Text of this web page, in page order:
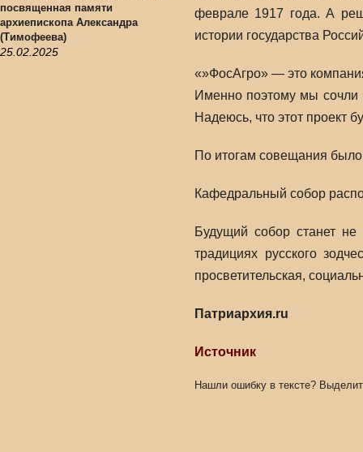
посвященная памяти
архиепископа Александра
(Тимофеева)
25.02.2025
феврале 1917 года. А
истории государства
«»ФосАгро» — это
Именно поэтому мы сочли
Надеюсь, что этот проект
По итогам совещания было
Кафедральный собор
Будущий собор станет
традициях русского
просветительская,
Патриархия.ru
Источник
Нашли ошибку в тексте?